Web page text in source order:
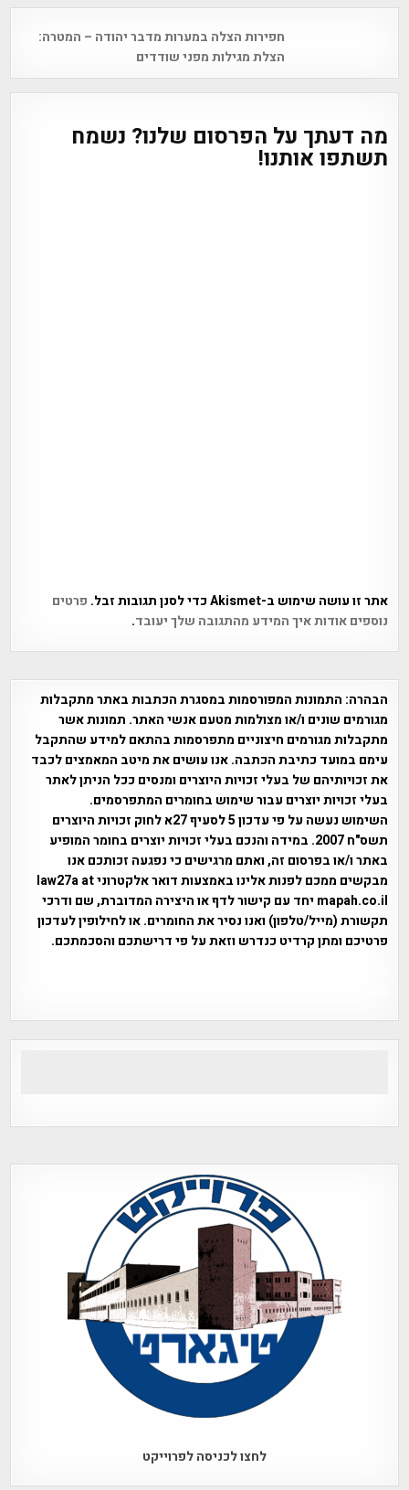
navigationחפירות הצלה במערות מדבר יהודה – המטרה:
הצלת מגילות מפני שודדים
מה דעתך על הפרסום שלנו? נשמח
תשתפו אותנו!
אתר זו עושה שימוש ב-Akismet כדי לסנן תגובות זבל.
פרטים
נוספים אודות איך המידע מהתגובה שלך יעובד.
הבהרה: התמונות המפורסמות במסגרת הכתבות באתר מתקבלות
מגורמים שונים ו/או מצולמות מטעם אנשי האתר. תמונות אשר
מתקבלות מגורמים חיצוניים מתפרסמות בהתאם למידע שהתקבל
עימם במועד כתיבת הכתבה. אנו עושים את מיטב המאמצים לכבד
את זכויותיהם של בעלי זכויות היוצרים ומנסים ככל הניתן לאתר
בעלי זכויות יוצרים עבור שימוש בחומרים המתפרסמים.
השימוש נעשה על פי עדכון 5 לסעיף 27א לחוק זכויות היוצרים
תשס"ח 2007. במידה והנכם בעלי זכויות יוצרים בחומר המופיע
באתר ו/או בפרסום זה, ואתם מרגישים כי נפגעה זכותכם אנו
מבקשים ממכם לפנות אלינו באמצעות דואר אלקטרוני law27a at
mapah.co.il יחד עם קישור לדף או היצירה המדוברת, שם ודרכי
תקשורת (מייל/טלפון) ואנו נסיר את החומרים. או לחילופין לעדכון
פרטיכם ומתן קרדיט כנדרש וזאת על פי דרישתכם והסכמתכם.
לחצו לכניסה לפרוייקט